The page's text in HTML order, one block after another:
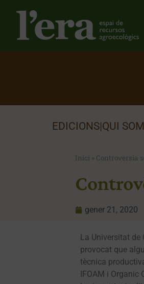
EDICIONS|QUI SOM
Inici » Controvèrsia
gener 21, 2020
La Universitat
provocat que
tècnica
IFOAM i Organic